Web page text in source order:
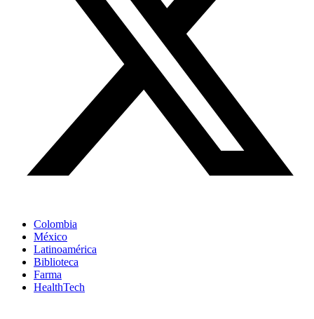
Colombia
México
Latinoamérica
Biblioteca
Farma
HealthTech